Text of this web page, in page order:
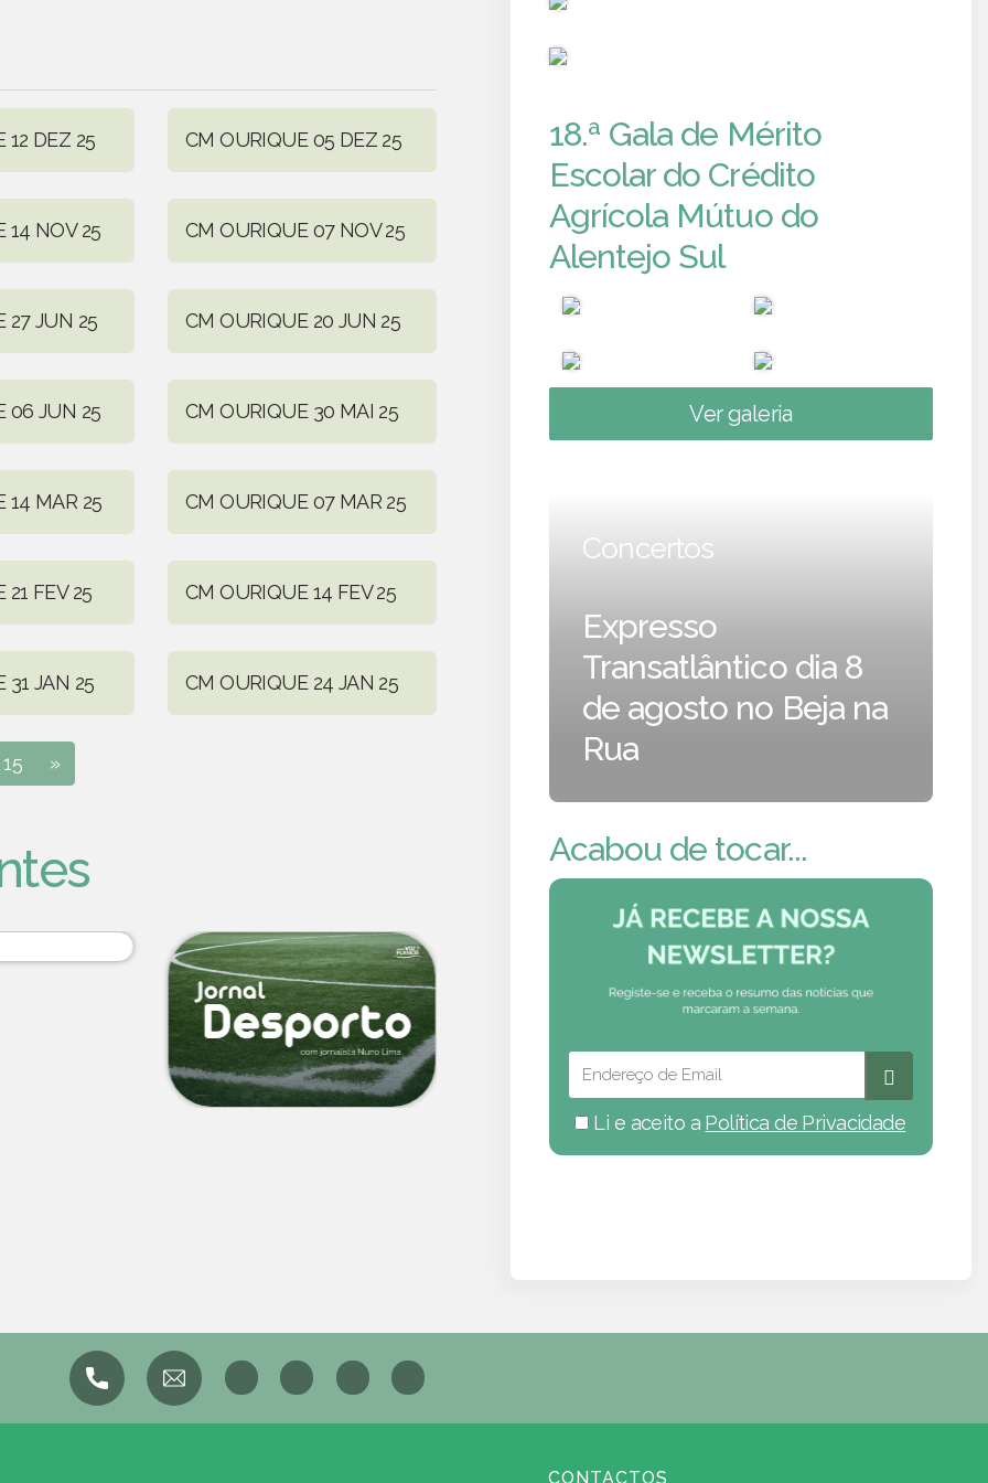
12 DEZ 25 CM OURIQUE 05 DEZ 25
14 NOV 25 CM OURIQUE 07 NOV 25
27 JUN 25 CM OURIQUE 20 JUN 25
06 JUN 25 CM OURIQUE 30 MAI 25
14 MAR 25 CM OURIQUE 07 MAR 25
21 FEV 25 CM OURIQUE 14 FEV 25
31 JAN 25 CM OURIQUE 24 JAN 25
15 »
18.ª Gala de Mérito
Escolar do Crédito
Agrícola Mútuo do
Alentejo Sul
Ver galeria
Concertos
Expresso
Transatlântico dia 8
de agosto no Beja na
Rua
Acabou de tocar...
Li e aceito a Política de Privacidade
CONTACTOS